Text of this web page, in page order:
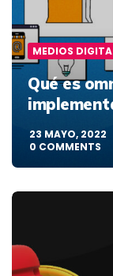
MEDIOS
Qué es
23 MAYO, 2022
0 COMMENTS